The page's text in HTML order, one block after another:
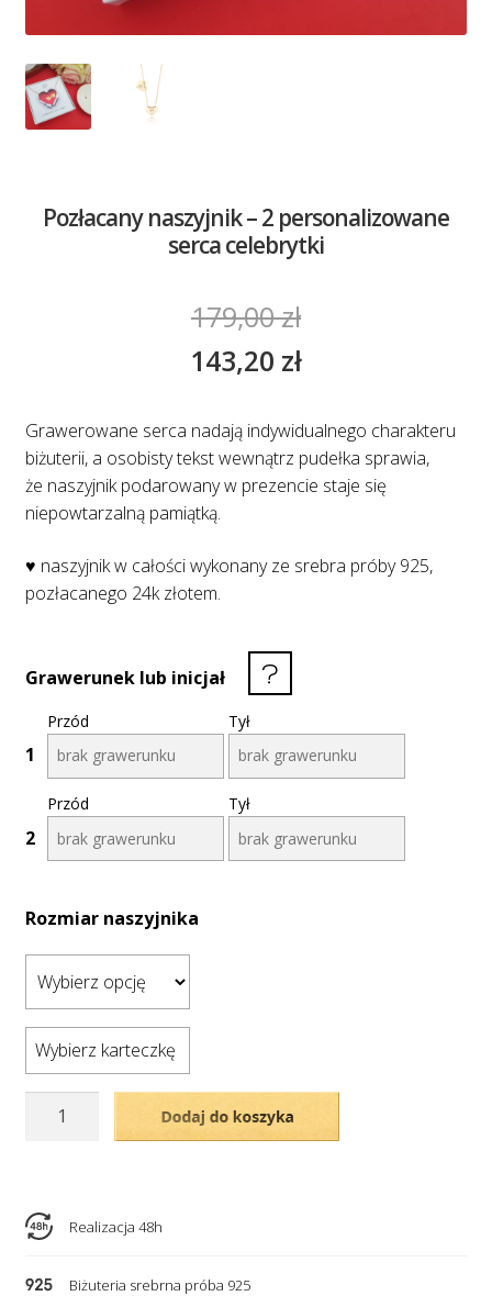
Pozłacany naszyjnik – 2 personalizowane
serca celebrytki
179,00zł
143,20 zł
Grawerowane serca nadają indywidualnego charakteru
biżuterii, a osobisty tekst wewnątrz pudełka sprawia,
że naszyjnik podarowany w prezencie staje się
niepowtarzalną pamiątką.
♥ naszyjnik w całości wykonany ze srebra próby 925,
pozłacanego 24k złotem.
Grawerunek lub inicjał
1
Przód Tył
2
Przód Tył
Rozmiar naszyjnika
Wybierz karteczkę
2
personalizowane
Dodaj do koszyka
Realizacja 48h
Biżuteria srebrna próba 925